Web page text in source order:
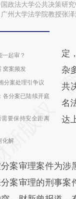
政法大学公共决策研
州大学法学院教授张
起审？
窝案频发
分案处理引争议
各分案已陆续开庭
要保持安全距离
化解
而
财
定
杂
共
名
达
案审理案件为
案审理的刑事